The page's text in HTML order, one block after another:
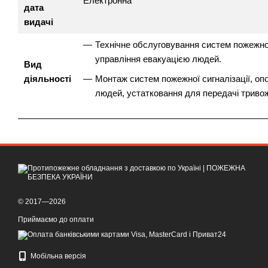
дата
видачі
Вид
діяльності
Технічне обслуговування систем
управління евакуацією людей.
Монтаж систем пожежної сигналізації,
людей, устатковання для передачі
© 2017—2026
Приймаємо до оплати
Мобільна версія